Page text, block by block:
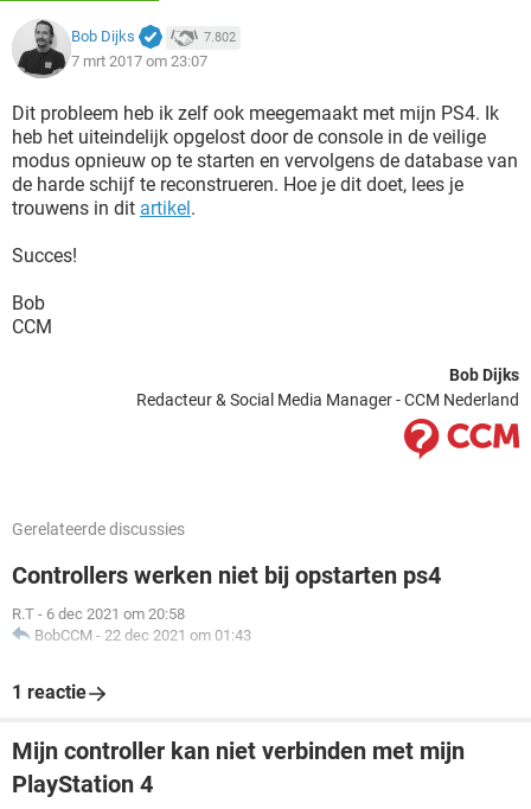
Bob Dijks 7.802
7 mrt 2017 om 23:07
Dit probleem heb ik zelf ook meegemaakt met mijn PS4. Ik
heb het uiteindelijk opgelost door de console in de veilige
modus opnieuw op te starten en vervolgens de database van
de harde schijf te reconstrueren. Hoe je dit doet, lees je
trouwens in dit artikel.
Succes!
Bob
CCM
Bob Dijks
Redacteur & Social Media Manager - CCM Nederland
Gerelateerde discussies
Controllers werken niet bij opstarten ps4
R.T - 6 dec 2021 om 20:58
BobCCM - 22 dec 2021 om 01:43
1 reactie
Mijn controller kan niet verbinden met mijn
PlayStation 4